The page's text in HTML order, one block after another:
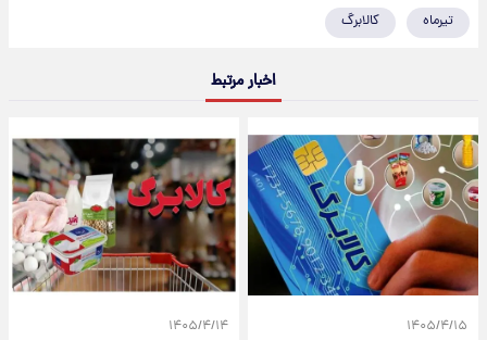
تیرماه کالابرگ
اخبار مرتبط
۱۴۰۵/۴/۱۵ ۱۴۰۵/۴/۱۴